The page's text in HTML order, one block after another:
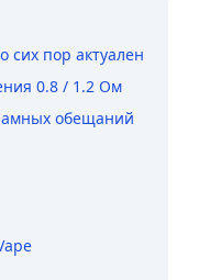
сих пор актуален
0.8 / 1.2 Ом
обещаний